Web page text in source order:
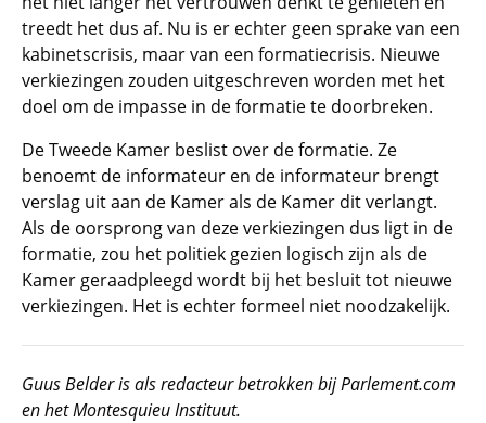
treedt het dus af. Nu is er echter geen sprake van een
kabinetscrisis, maar van een formatiecrisis. Nieuwe
verkiezingen zouden uitgeschreven worden met het
doel om de impasse in de formatie te doorbreken.
De Tweede Kamer beslist over de formatie. Ze
benoemt de informateur en de informateur brengt
verslag uit aan de Kamer als de Kamer dit verlangt.
Als de oorsprong van deze verkiezingen dus ligt in de
formatie, zou het politiek gezien logisch zijn als de
Kamer geraadpleegd wordt bij het besluit tot nieuwe
verkiezingen. Het is echter formeel niet noodzakelijk.
Guus Belder is als redacteur betrokken bij Parlement.com
en het Montesquieu Instituut.